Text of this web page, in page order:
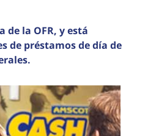
de la OFR, y está
de préstamos de día de